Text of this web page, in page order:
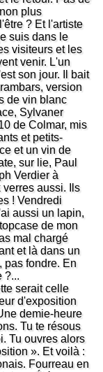
plus
? Et l'artiste
suis dans le
visiteurs et les
venir. L'un
son jour. Il bait
version
de vin blanc
Sylvaner
de Colmar, mis
et petits-
et un vin de
sur lie, Paul
Verdier à
verres aussi. Ils
! Vendredi
aussi un lapin,
de mon
mal chargé
et là dans un
pas fondre. En
?...
serait celle
d'exposition
demie-heure
Tu te résous
Tu ouvres alors
». Et voilà :
Fourreau en